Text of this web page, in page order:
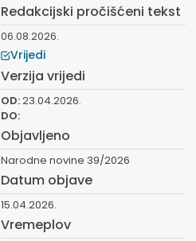
Redakcijski pročišćeni tekst
06.08.2026.
Vrijedi
Verzija vrijedi
OD:23.04.2026.
DO:
Objavljeno
Narodne novine 39/2026
Datum objave
15.04.2026.
Vremeplov